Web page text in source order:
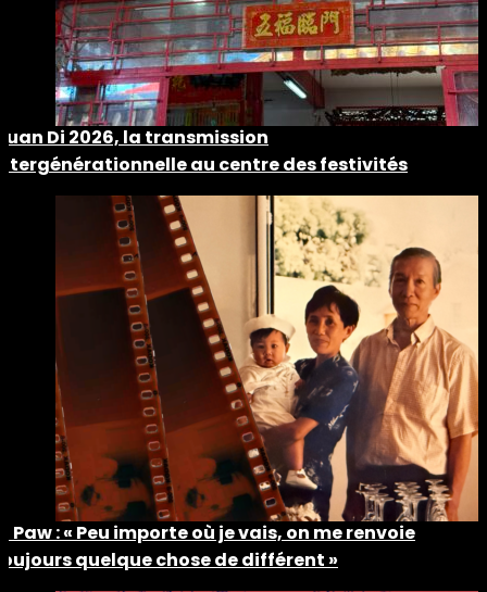
Di 2026, la transmission
au centre des festivités
Paw : « Peu importe où je vais, on me renvoie
quelque chose de différent »